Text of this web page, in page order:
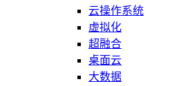
云操作系统
虚拟化
超融合
桌面云
大数据